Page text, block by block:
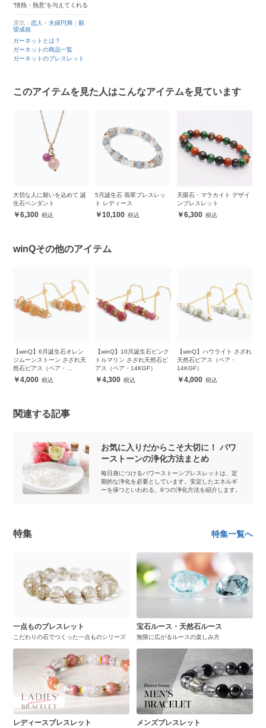
“情熱・熱意”を与えてくれる
運気：恋人・夫婦円満
願
望成就
ガーネットとは？
ガーネットの商品一覧
ガーネットのブレスレット
このアイテムを見た人はこんなアイテムを見ています
大切な人に願いを込めて 誕
生石ペンダント
6,300
5月誕生石 翡翠ブレスレッ
ト レディース
10,100
天眼石・マラカイト デザイ
ンブレスレット
6,300
winQその他のアイテム
【winQ】6月誕生石オレン
ジムーンストーン さざれ天
然石ピアス（ペア・
14KGF）
4,000
【winQ】10月誕生石ピンク
トルマリン さざれ天然石ピ
アス（ペア・14KGF）
4,300
【winQ】ハウライト さざれ
天然石ピアス（ペア・
14KGF）
4,000
関連する記事
お気に入りだからこそ大切に！ パワ
ーストーンの浄化方法まとめ
毎日身につけるパワーストーンブレスレットは、定
期的な浄化を必要としています。安定したエネルギ
ーを保つといわれる、6つの浄化方法を紹介します。
特集 特集一覧へ
一点ものブレスレット
こだわりの石でつくった一点ものシリーズ
宝石ルース・天然石ルース
無限に広がるルースの楽しみ方
レディースブレスレット メンズブレスレット